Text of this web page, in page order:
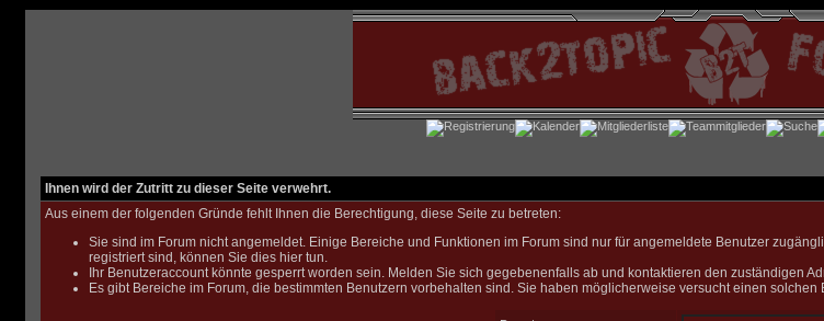
Ihnen wird der Zutritt zu dieser Seite verwehrt.
Aus einem der folgenden Gründe fehlt Ihnen die Berechtigung, diese Seite zu betreten:
Sie sind im Forum nicht angemeldet. Einige Bereiche und Funktionen im Forum sind nur für angemeldete Benutzer
registriert sind, können Sie dies hier tun.
Ihr Benutzeraccount könnte gesperrt worden sein. Melden Sie sich gegebenenfalls ab und kontaktieren den zuständigen
Es gibt Bereiche im Forum, die bestimmten Benutzern vorbehalten sind. Sie haben möglicherweise versucht einen solchen